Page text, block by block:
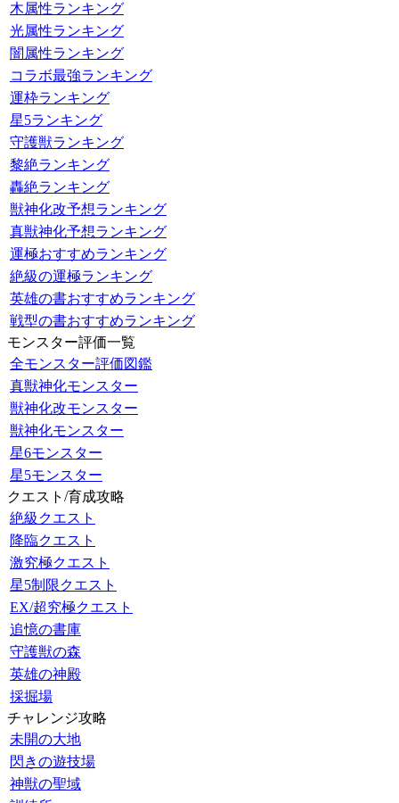
木属性ランキング
光属性ランキング
闇属性ランキング
コラボ最強ランキング
運枠ランキング
星5ランキング
守護獣ランキング
黎絶ランキング
轟絶ランキング
獣神化改予想ランキング
真獣神化予想ランキング
運極おすすめランキング
絶級の運極ランキング
英雄の書おすすめランキング
戦型の書おすすめランキング
モンスター評価一覧
全モンスター評価図鑑
真獣神化モンスター
獣神化改モンスター
獣神化モンスター
星6モンスター
星5モンスター
クエスト/育成攻略
絶級クエスト
降臨クエスト
激究極クエスト
星5制限クエスト
EX/超究極クエスト
追憶の書庫
守護獣の森
英雄の神殿
採掘場
チャレンジ攻略
未開の大地
閃きの遊技場
神獣の聖域